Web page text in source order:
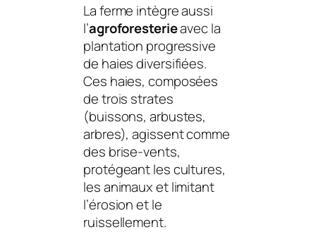
La ferme intègre aussi
l’agroforesterieavec la
plantation progressive
de haies diversifiées.
Ces haies, composées
de trois strates
(buissons, arbustes,
arbres), agissent comme
des brise-vents,
protégeant les cultures,
les animaux et limitant
l’érosion et le
ruissellement.